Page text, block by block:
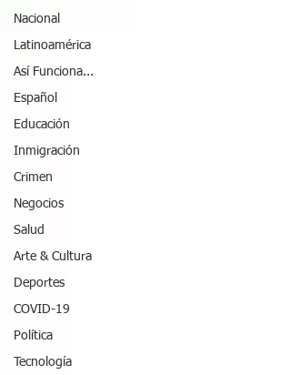
Nacional
Latinoamérica
Así Funciona...
Español
Educación
Inmigración
Crimen
Negocios
Salud
Arte & Cultura
Deportes
COVID-19
Política
Tecnología